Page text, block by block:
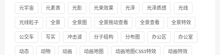
元宇宙 元素表 光影 光束效果 光泽 光泽质感 光线
光线粒子 全景 全景图 全景拖动查看 全景查看 全景特效
公交车 写实 冲击波 分子结构 分布图 办公区 办公室
动态 动物 动画 动画地图 动画地图CSS3特效 动画特效